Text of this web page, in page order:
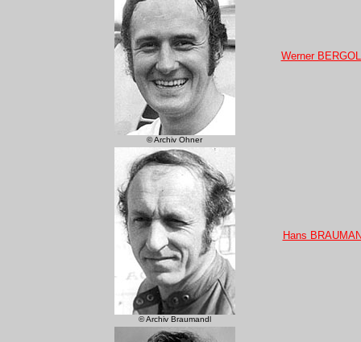
© Archiv Ohner
Werner
© Archiv Braumandl
Hans